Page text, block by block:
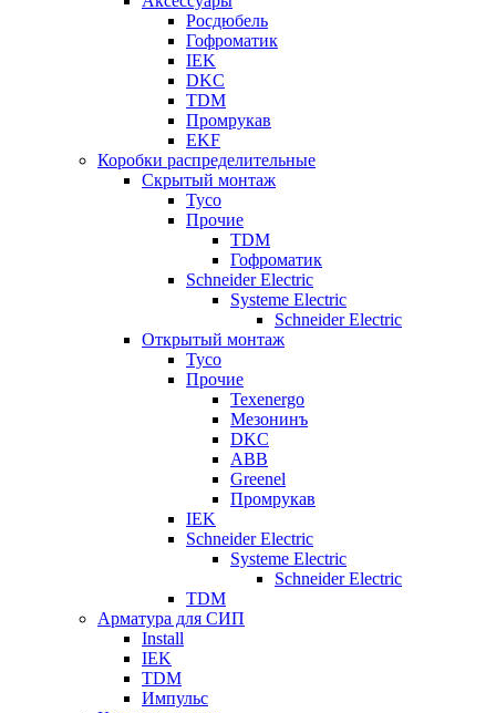
Росдюбель
Гофроматик
IEK
DKC
TDM
Промрукав
EKF
Коробки распределительные
Скрытый монтаж
Tyco
Прочие
TDM
Гофроматик
Schneider Electric
Systeme Electric
Schneider Electric
Открытый монтаж
Tyco
Прочие
Texenergo
Мезонинъ
DKC
ABB
Greenel
Промрукав
IEK
Schneider Electric
Systeme Electric
Schneider Electric
TDM
Арматура для СИП
Install
IEK
TDM
Импульс